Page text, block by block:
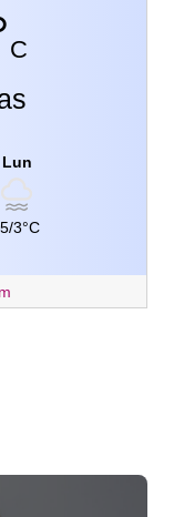
C
Lun
3°C